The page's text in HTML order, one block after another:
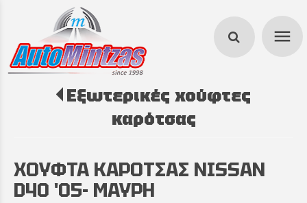
menu
search
Εξωτερικές χούφτες
καρότσας
ΧΟΥΦΤΑ ΚΑΡΟΤΣΑΣ NISSAN
D40 '05- ΜΑΥΡΗ